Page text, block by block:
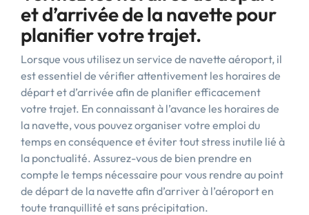
et d’arrivée de la navette pour
planifier votre trajet.
Lorsque vous utilisez un service de navette aéroport, il
est essentiel de vérifier attentivement les horaires de
départ et d’arrivée afin de planifier efficacement
votre trajet. En connaissant à l’avance les horaires de
la navette, vous pouvez organiser votre emploi du
temps en conséquence et éviter tout stress inutile lié à
la ponctualité. Assurez-vous de bien prendre en
compte le temps nécessaire pour vous rendre au point
de départ de la navette afin d’arriver à l’aéroport en
toute tranquillité et sans précipitation.